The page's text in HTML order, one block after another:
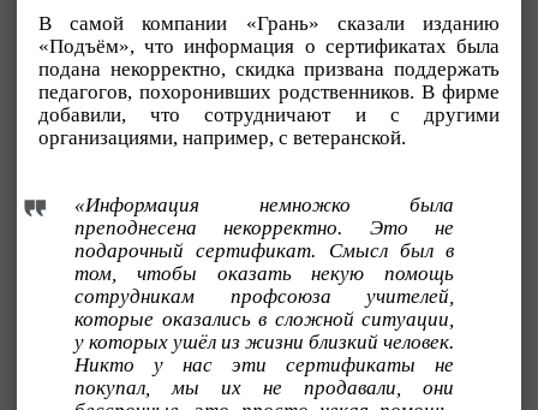
В самой компании «Грань» сказали изданию
«Подъём», что информация о сертификатах была
подана некорректно, скидка призвана поддержать
педагогов, похоронивших родственников. В фирме
добавили, что сотрудничают и с другими
организациями, например, с ветеранской.
«Информация немножко была
преподнесена некорректно. Это не
подарочный сертификат. Смысл был в
том, чтобы оказать некую помощь
сотрудникам профсоюза учителей,
которые оказались в сложной ситуации,
у которых ушёл из жизни близкий человек.
Никто у нас эти сертификаты не
покупал, мы их не продавали, они